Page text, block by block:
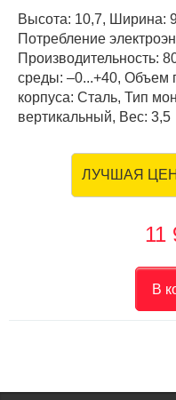
Высота: 10,7, Ширина:
Потребление
Производительность:
среды: –0...+40, Объем
корпуса: Сталь, Тип
вертикальный, Вес: 3,5
ЛУЧШАЯ
11
В